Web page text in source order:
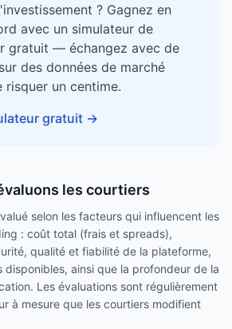
? Gagnez en
avec un simulateur de
gratuit — échangez avec de
des données de marché
risquer un centime.
gratuit →
les courtiers
selon les facteurs qui influencent les
: coût total (frais et spreads),
qualité et fiabilité de la plateforme,
disponibles, ainsi que la profondeur de la
Les évaluations sont régulièrement
à mesure que les courtiers modifient